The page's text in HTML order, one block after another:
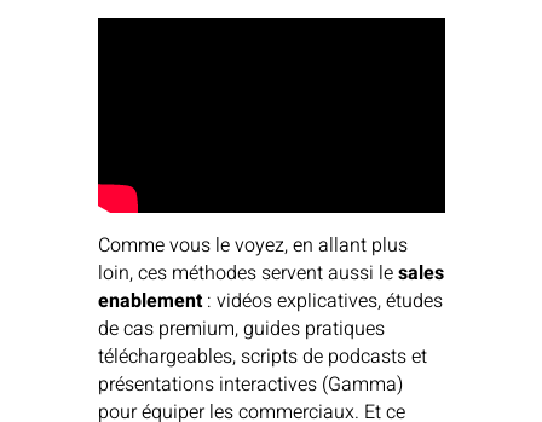
Comme vous le voyez, en allant plus
loin, ces méthodes servent aussi lesales
enablement: vidéos explicatives, études
de cas premium, guides pratiques
téléchargeables, scripts de podcasts et
présentations interactives (Gamma)
pour équiper les commerciaux. Et ce